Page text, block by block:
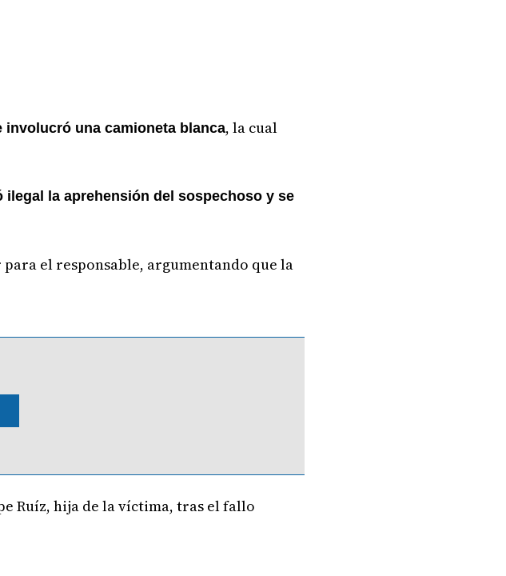
una camioneta blanca, la cual
ilegal la aprehensión del sospechoso y se
el responsable, argumentando que la
Ruíz, hija de la víctima, tras el fallo